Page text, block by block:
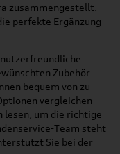
zusammengestellt.
perfekte Ergänzung
Zubehör
bequem von zu
vergleichen
lesen, um die richtige
Team steht
Sie bei der